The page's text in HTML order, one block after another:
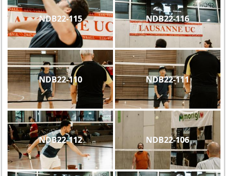
NDB22-115 NDB22-116
NDB22-110 NDB22-111
NDB22-112 NDB22-106